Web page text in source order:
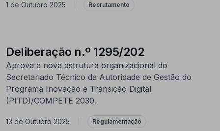
1 de Outubro 2025 Recrutamento
Deliberação n.º 1295/202
Aprova a nova estrutura organizacional do
Secretariado Técnico da Autoridade de Gestão do
Programa Inovação e Transição Digital
(PITD)/COMPETE 2030.
13 de Outubro 2025 Regulamentação